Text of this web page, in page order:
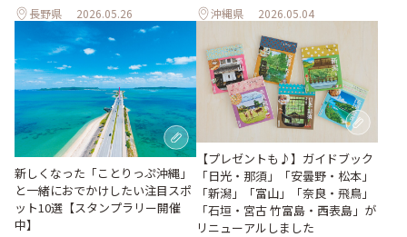
長野県 2026.05.26 沖縄県 2026.05.04
新しくなった「ことりっぷ沖縄」
と一緒におでかけしたい注目スポ
ット10選【スタンプラリー開催
中】
【プレゼントも♪】ガイドブック
「日光・那須」「安曇野・松本」
「新潟」「富山」「奈良・飛鳥」
「石垣・宮古 竹富島・西表島」が
リニューアルしました